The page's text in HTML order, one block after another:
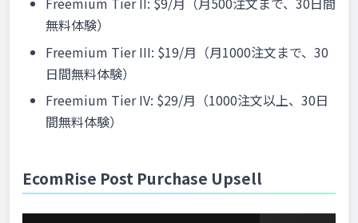
無料体験）
Freemium Tier III: $19/月（月1000注文まで、30
日間無料体験）
Freemium Tier IV: $29/月（1000注文以上、30日
間無料体験）
EcomRise Post Purchase Upsell